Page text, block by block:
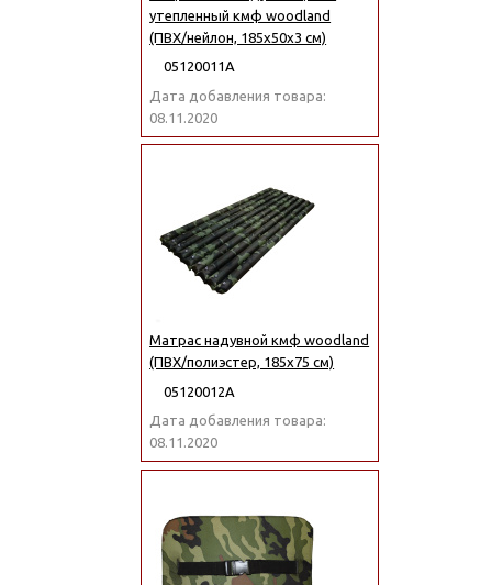
утепленный кмф woodland
(ПВХ/нейлон, 185х50х3 см)
05120011А
Дата добавления товара:
08.11.2020
Матрас надувной кмф woodland
(ПВХ/полиэстер, 185х75 см)
05120012А
Дата добавления товара:
08.11.2020